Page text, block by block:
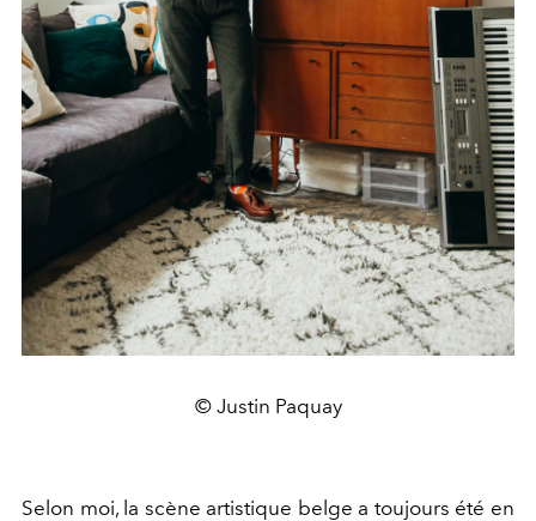
© Justin Paquay
Selon moi, la scène artistique belge a toujours été en